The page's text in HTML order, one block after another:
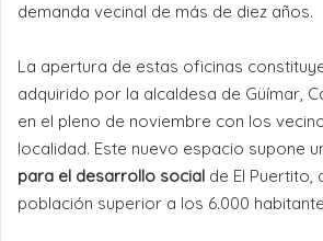
demanda vecinal de más de diez años.
La apertura de estas oficinas
adquirido por la alcaldesa de Güímar,
en el pleno de noviembre con los
localidad. Este nuevo espacio supone
para el desarrollo social de El Puertito,
población superior a los 6.000